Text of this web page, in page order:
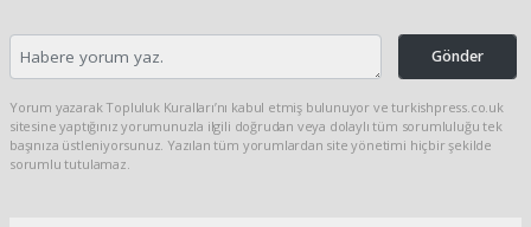
Gönder
Yorum yazarak Topluluk Kuralları’nı kabul etmiş bulunuyor ve turkishpress.co.uk
sitesine yaptığınız yorumunuzla ilgili doğrudan veya dolaylı tüm sorumluluğu tek
başınıza üstleniyorsunuz. Yazılan tüm yorumlardan site yönetimi hiçbir şekilde
sorumlu tutulamaz.